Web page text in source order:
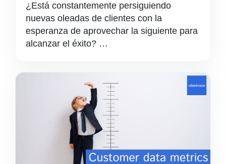
¿Está constantemente persiguiendo
nuevas oleadas de clientes con la
esperanza de aprovechar la siguiente para
alcanzar el éxito? …